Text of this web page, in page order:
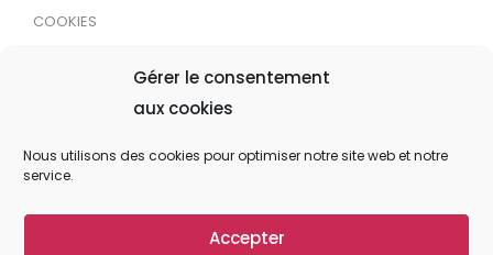
Gérer le consentement
aux cookies
Nous utilisons des cookies pour optimiser notre site web et notre
service.
Accepter
COOKIES